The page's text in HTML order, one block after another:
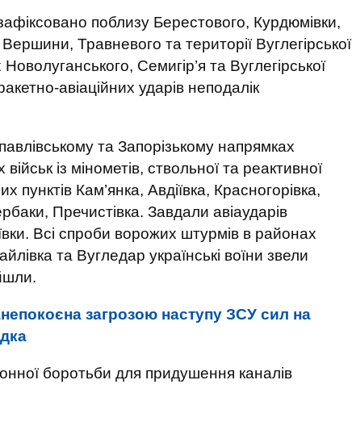
поблизу Берестового, Курдюмівки,
Травневого та території Вуглегірської
Семигір’я та Вуглегірської
авіаційних ударів неподалік
та Запорізькому напрямках
із мінометів, ствольної та реактивної
Кам’янка, Авдіївка, Красногорівка,
Пречистівка. Завдали авіаударів
Всі спроби ворожих штурмів в районах
та Вугледар українські воїни звели
загрозою наступу ЗСУ сил на
боротьби для придушення каналів